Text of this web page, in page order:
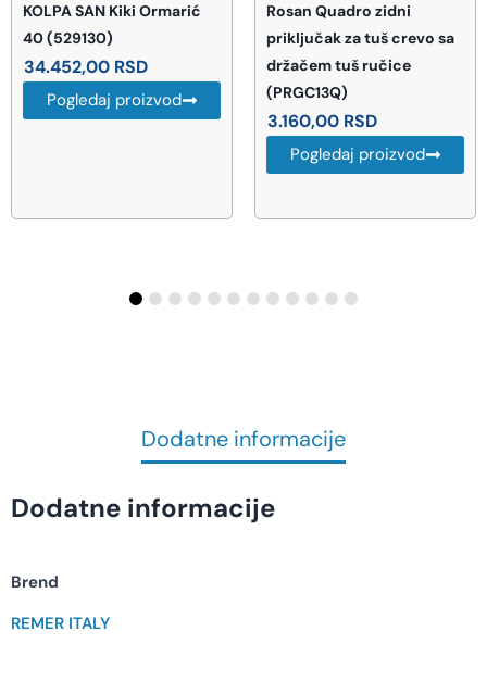
KOLPA SAN Kiki Ormarić
40 (529130)
34.452,00 RSD
Pogledaj proizvod
Rosan Quadro zidni
priključak za tuš crevo sa
držačem tuš ručice
(PRGC13Q)
3.160,00 RSD
Pogledaj proizvod
Dodatne informacije
Dodatne informacije
Brend
REMER ITALY